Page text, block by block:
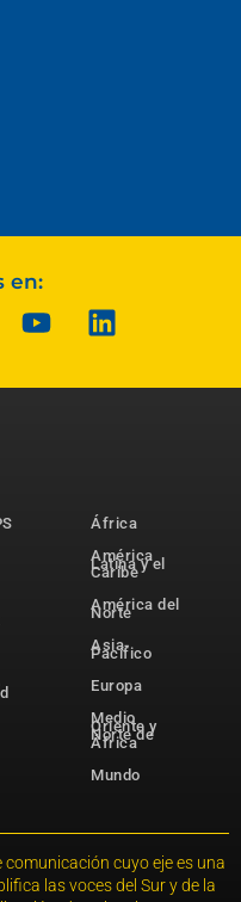
en:
África
América
Latina y el
Caribe
América del
Norte
Asia-
Pacífico
Europa
Medio
Oriente y
Norte de
África
Mundo
cuyo eje es una
las voces del Sur y de la